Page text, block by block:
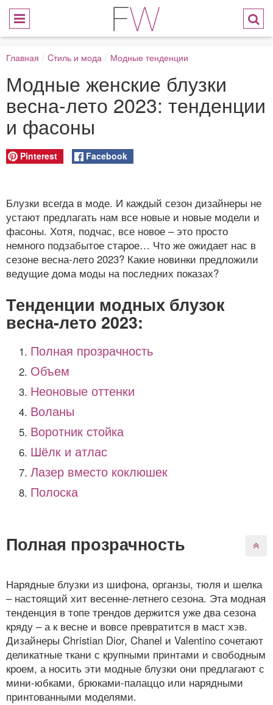
Главная / Cтиль и мода / Модные тенденции
Модные женские блузки
весна-лето 2023: тенденции
и фасоны
Pinterest Facebook
Блузки всегда в моде. И каждый сезон дизайнеры не
устают предлагать нам все новые и новые модели и
фасоны. Хотя, подчас, все новое – это просто
немного подзабытое старое… Что же ожидает нас в
сезоне весна-лето 2023? Какие новинки предложили
ведущие дома моды на последних показах?
Тенденции модных блузок
весна-лето 2023:
Полная прозрачность
Объем
Неоновые оттенки
Воланы
Воротник стойка
Шёлк и атлас
Лазер вместо коклюшек
Полоска
Полная прозрачность
Нарядные блузки из шифона, органзы, тюля и шелка
– настоящий хит весенне-летнего сезона. Эта модная
тенденция в топе трендов держится уже два сезона
кряду – а к весне и вовсе превратится в маст хэв.
Дизайнеры Christian Dior, Chanel и Valentino сочетают
деликатные ткани с крупными принтами и свободным
кроем, а носить эти модные блузки они предлагают с
мини-юбками, брюками-палаццо или нарядными
принтованными моделями.